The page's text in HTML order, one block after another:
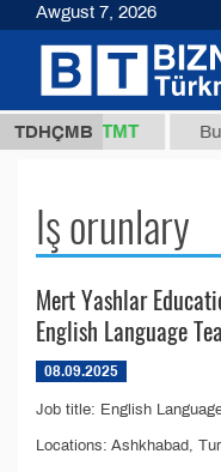
TDHÇMB
37,8 ТМТ
Iş orunlary
Mert Yashlar
English Language
08.09.2025
Job title: English
Locations: Ashkhabad,
Awgust 7, 2026